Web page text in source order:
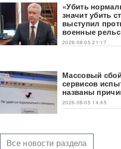
«Убить
значит убить
выступил
военные
2026-08-05 21:17
Массовый
сервисов
названы
2026-08-05 14:45
Все новости раздела